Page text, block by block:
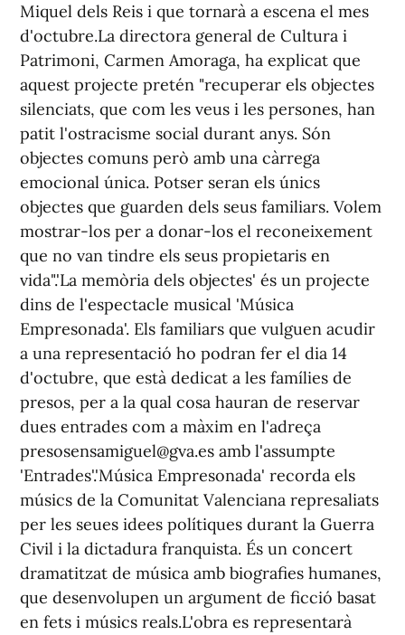
Miquel dels Reis i que tornarà a escena el mes
d'octubre.La directora general de Cultura i
Patrimoni, Carmen Amoraga, ha explicat que
aquest projecte pretén "recuperar els objectes
silenciats, que com les veus i les persones, han
patit l'ostracisme social durant anys. Són
objectes comuns però amb una càrrega
emocional única. Potser seran els únics
objectes que guarden dels seus familiars. Volem
mostrar-los per a donar-los el reconeixement
que no van tindre els seus propietaris en
vida".'La memòria dels objectes' és un projecte
dins de l'espectacle musical 'Música
Empresonada'. Els familiars que vulguen acudir
a una representació ho podran fer el dia 14
d'octubre, que està dedicat a les famílies de
presos, per a la qual cosa hauran de reservar
dues entrades com a màxim en l'adreça
presosensamiguel@gva.es amb l'assumpte
'Entrades'.'Música Empresonada' recorda els
músics de la Comunitat Valenciana represaliats
per les seues idees polítiques durant la Guerra
Civil i la dictadura franquista. És un concert
dramatitzat de música amb biografies humanes,
que desenvolupen un argument de ficció basat
en fets i músics reals.L'obra es representarà